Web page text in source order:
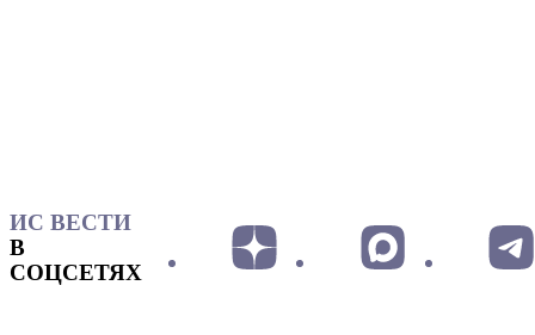
ИС ВЕСТИ
В
СОЦСЕТЯХ